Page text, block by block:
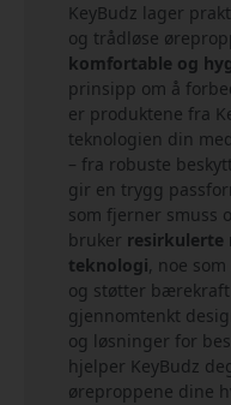
KeyBudz lager
og trådløse
komfortable og
prinsipp om å
er produktene fra
teknologien din
– fra robuste
gir en trygg
som fjerner smuss
bruker resirkulerte
teknologi, noe
og støtter
gjennomtenkt
og løsninger for
hjelper KeyBudz
øreproppene dine